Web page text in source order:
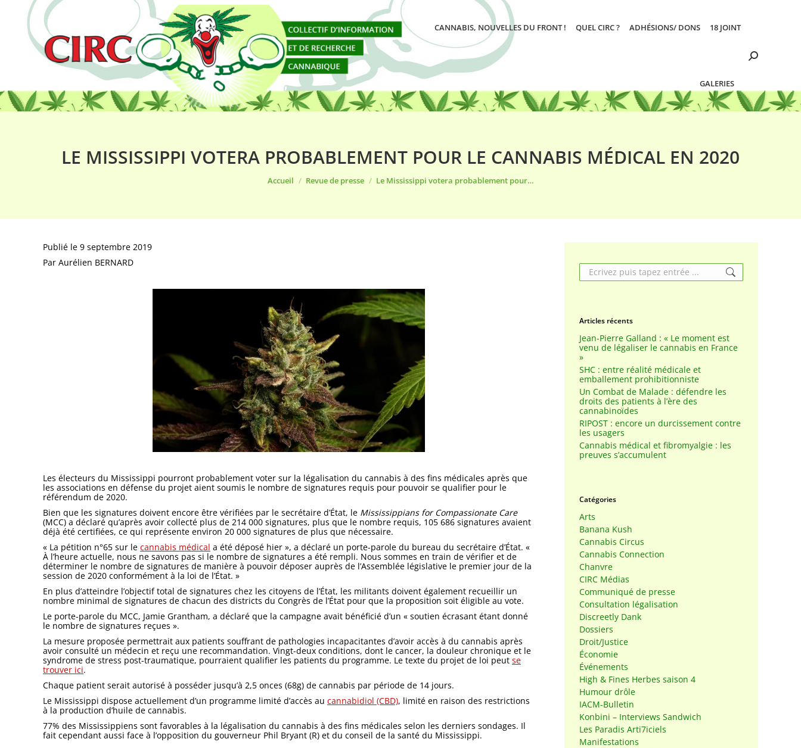
CANNABIS, NOUVELLES DU FRONT ! QUEL CIRC ? ADHÉSIONS/ DONS 18 JOINT
GALERIES
Search:
LE MISSISSIPPI VOTERA PROBABLEMENT POUR LE CANNABIS MÉDICAL EN 2020
Accueil Revue de presse Le Mississippi votera probablement pour…
Publié le 9 septembre 2019
Par Aurélien BERNARD
Les électeurs du Mississippi pourront probablement voter sur la légalisation du cannabis à des fins médicales après que
les associations en défense du projet aient soumis le nombre de signatures requis pour pouvoir se qualifier pour le
référendum de 2020.
Bien que les signatures doivent encore être vérifiées par le secrétaire d’État, le Mississippians for Compassionate Care
(MCC) a déclaré qu’après avoir collecté plus de 214 000 signatures, plus que le nombre requis, 105 686 signatures avaient
déjà été certifiées, ce qui représente environ 20 000 signatures de plus que nécessaire.
« La pétition n°65 sur le cannabis médical a été déposé hier », a déclaré un porte-parole du bureau du secrétaire d’État. «
À l’heure actuelle, nous ne savons pas si le nombre de signatures a été rempli. Nous sommes en train de vérifier et de
déterminer le nombre de signatures de manière à pouvoir déposer auprès de l’Assemblée législative le premier jour de la
session de 2020 conformément à la loi de l’État. »
En plus d’atteindre l’objectif total de signatures chez les citoyens de l’État, les militants doivent également recueillir un
nombre minimal de signatures de chacun des districts du Congrès de l’État pour que la proposition soit éligible au vote.
Le porte-parole du MCC, Jamie Grantham, a déclaré que la campagne avait bénéficié d’un « soutien écrasant étant donné
le nombre de signatures reçues ».
La mesure proposée permettrait aux patients souffrant de pathologies incapacitantes d’avoir accès à du cannabis après
avoir consulté un médecin et reçu une recommandation. Vingt-deux conditions, dont le cancer, la douleur chronique et le
syndrome de stress post-traumatique, pourraient qualifier les patients du programme. Le texte du projet de loi peut se
trouver ici.
Chaque patient serait autorisé à posséder jusqu’à 2,5 onces (68g) de cannabis par période de 14 jours.
Le Mississippi dispose actuellement d’un programme limité d’accès au cannabidiol (CBD), limité en raison des restrictions
à la production d’huile de cannabis.
77% des Mississippiens sont favorables à la légalisation du cannabis à des fins médicales selon les derniers sondages. Il
fait cependant aussi face à l’opposition du gouverneur Phil Bryant (R) et du conseil de la santé du Mississippi.
Search:
Articles récents
Jean-Pierre Galland : « Le moment est
venu de légaliser le cannabis en France
»
SHC : entre réalité médicale et
emballement prohibitionniste
Un Combat de Malade : défendre les
droits des patients à l’ère des
cannabinoïdes
RIPOST : encore un durcissement contre
les usagers
Cannabis médical et fibromyalgie : les
preuves s’accumulent
Catégories
Arts
Banana Kush
Cannabis Circus
Cannabis Connection
Chanvre
CIRC Médias
Communiqué de presse
Consultation légalisation
Discreetly Dank
Dossiers
Droit/Justice
Économie
Événements
High & Fines Herbes saison 4
Humour drôle
IACM-Bulletin
Konbini – Interviews Sandwich
Les Paradis Arti7iciels
Manifestations